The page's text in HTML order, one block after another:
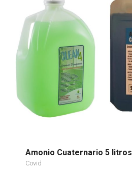
Amonio Cuaternario 5 litros
Covid